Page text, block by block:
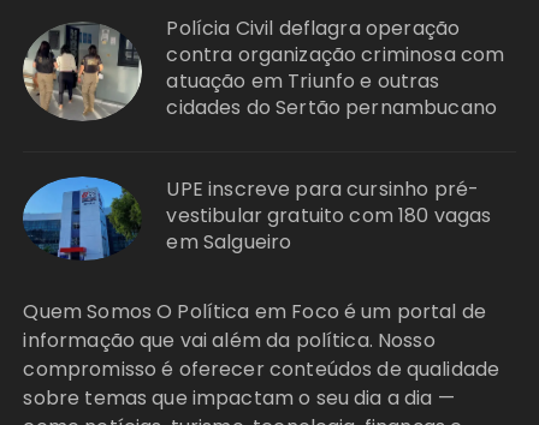
Polícia Civil deflagra operação
contra organização criminosa com
atuação em Triunfo e outras
cidades do Sertão pernambucano
UPE inscreve para cursinho pré-
vestibular gratuito com 180 vagas
em Salgueiro
Quem Somos O Política em Foco é um portal de
informação que vai além da política. Nosso
compromisso é oferecer conteúdos de qualidade
sobre temas que impactam o seu dia a dia —